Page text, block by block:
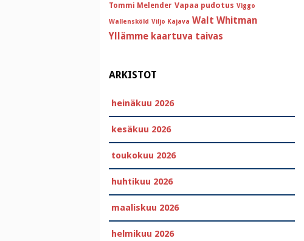
Tommi Melender Vapaa pudotus Viggo
Wallensköld Viljo Kajava Walt Whitman
Yllämme kaartuva taivas
ARKISTOT
heinäkuu 2026
kesäkuu 2026
toukokuu 2026
huhtikuu 2026
maaliskuu 2026
helmikuu 2026